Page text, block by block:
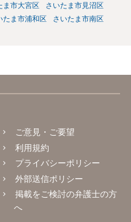
ま市大宮区
さいたま市見沼区
たま市浦和区
さいたま市南区
ご意見・ご要望
利用規約
プライバシーポリシー
外部送信ポリシー
掲載をご検討の弁護士の方
へ